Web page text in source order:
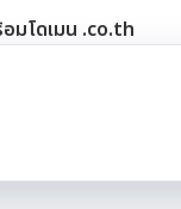
มโดเมน .co.th